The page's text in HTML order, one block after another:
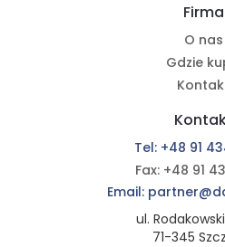
Firma
O nas
Gdzie
Tel: +48 91
Fax: +48 91
Email:
ul.
71-345